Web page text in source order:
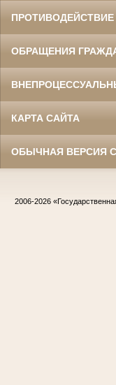
ПРОТИВОДЕЙСТВИЕ
ОБРАЩЕНИЯ
КАРТА САЙТА
ОБЫЧНАЯ ВЕРСИЯ
2006-2026